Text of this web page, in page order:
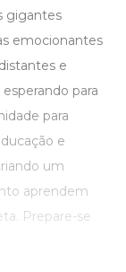
gigantes
emocionantes
e
para
para
e
um
aprendem
Prepare-se